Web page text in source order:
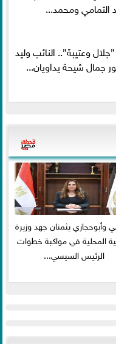
التمامي ومحمد...
وعتيبة”.. النائب وليد
جمال شيحة يداويان...
وأبوحجازي يثمنان جهد وزيرة
المحلية في مواكبة خطوات
الرئيس السيسي...